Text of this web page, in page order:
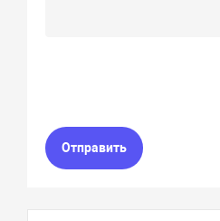
Отправить